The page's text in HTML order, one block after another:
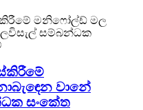
වානේ
සංකේත